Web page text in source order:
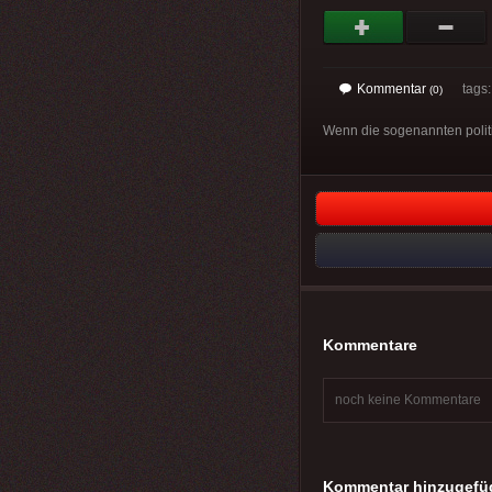
Kommentar (0)
Wenn die sogenannten
Kommentare
noch keine Kommentare
Kommentar